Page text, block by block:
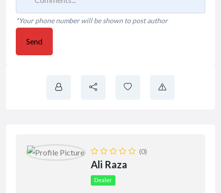
*Your phone number will be shown to post author
Send
(0)
Ali Raza
Dealer